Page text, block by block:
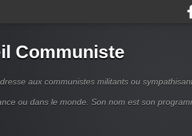
Communiste
aux communistes militants ou
ou dans le monde. Son nom est son